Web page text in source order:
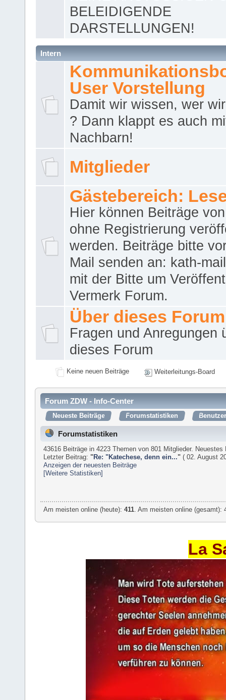
BELEIDIGENDE
DARSTELLUNGEN!
Intern
User Vorstellung
Damit wir wissen, wer
? Dann klappt es auch
Nachbarn!
Mitglieder
Gästebereich:
Hier können Beiträge
ohne Registrierung
werden. Beiträge bitte
Mail senden an: kath-
mit der Bitte um
Vermerk Forum.
Über dieses Forum
Fragen und Anregungen
dieses Forum
Keine neuen Beiträge Weiterleitungs-Board
Forum ZDW - Info-Center
Neueste Beiträge Forumstatistiken
Forumstatistiken
43616 Beiträge in 4223 Themen von 801 Mitglieder.
Letzter Beitrag: "Re: "Katechese, denn ein..." ( 02. August
Anzeigen der neuesten Beiträge
[Weitere Statistiken]
Am meisten online (heute):411 . Am meisten online
La